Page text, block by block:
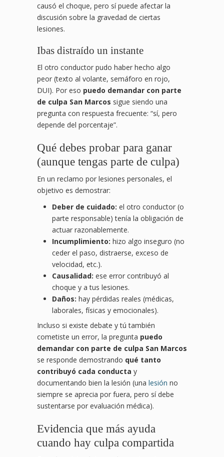
causó el choque, pero sí puede afectar la
discusión sobre la gravedad de ciertas
lesiones.
Ibas distraído un instante
El otro conductor pudo haber hecho algo
peor (texto al volante, semáforo en rojo,
DUI). Por eso puedo demandar con parte
de culpa San Marcos sigue siendo una
pregunta con respuesta frecuente: “sí, pero
depende del porcentaje”.
Qué debes probar para ganar
(aunque tengas parte de culpa)
En un reclamo por lesiones personales, el
objetivo es demostrar:
Deber de cuidado: el otro conductor (o
parte responsable) tenía la obligación de
actuar razonablemente.
Incumplimiento: hizo algo inseguro (no
ceder el paso, distraerse, exceso de
velocidad, etc.).
Causalidad: ese error contribuyó al
choque y a tus lesiones.
Daños: hay pérdidas reales (médicas,
laborales, físicas y emocionales).
Incluso si existe debate y tú también
cometiste un error, la pregunta puedo
demandar con parte de culpa San Marcos
se responde demostrando qué tanto
contribuyó cada conducta y
documentando bien la lesión (una lesión no
siempre se aprecia por fuera, pero sí debe
sustentarse por evaluación médica).
Evidencia que más ayuda
cuando hay culpa compartida